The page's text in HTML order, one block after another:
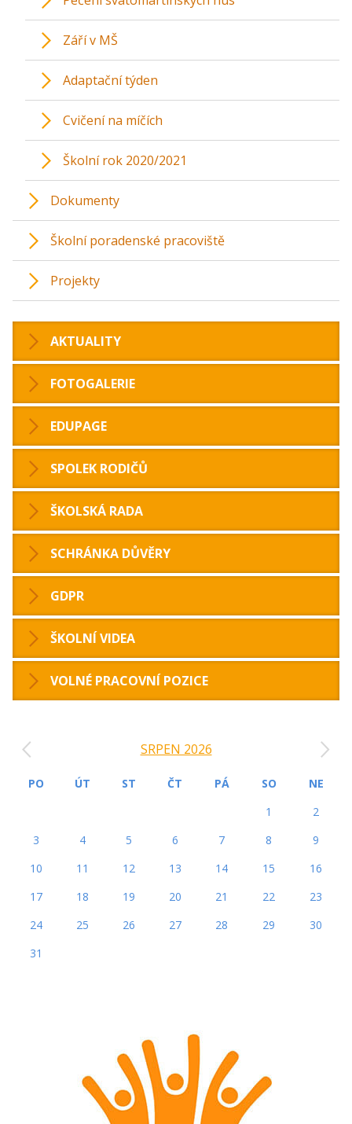
Září v MŠ
Adaptační týden
Cvičení na míčích
Školní rok 2020/2021
Dokumenty
Školní poradenské pracoviště
Projekty
AKTUALITY
FOTOGALERIE
EDUPAGE
SPOLEK RODIČŮ
ŠKOLSKÁ RADA
SCHRÁNKA DŮVĚRY
GDPR
ŠKOLNÍ VIDEA
VOLNÉ PRACOVNÍ POZICE
SRPEN 2026
PO ÚT ST ČT PÁ SO
NE
1
2
3
4 5 6 7 8
9
10
11 12 13 14 15
16
17
18 19 20 21 22
23
24
25 26 27 28 29
30
31